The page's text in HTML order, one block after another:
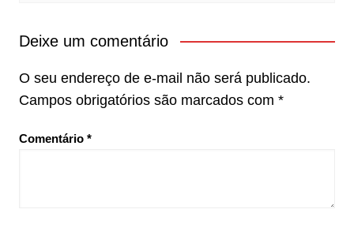
Deixe um comentário
O seu endereço de e-mail não será publicado.
Campos obrigatórios são marcados com *
Comentário *